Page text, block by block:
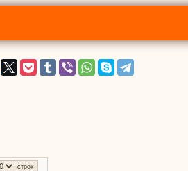
строк